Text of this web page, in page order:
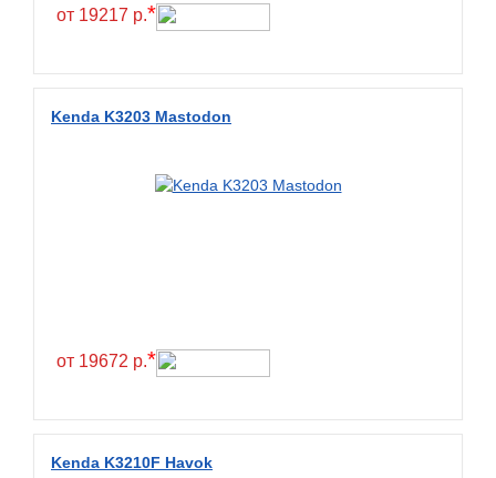
от 19217 р.*
Kenda K3203 Mastodon
от 19672 р.*
Kenda K3210F Havok